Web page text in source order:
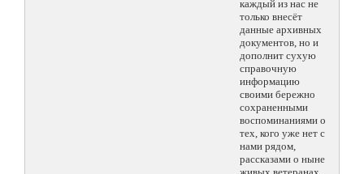
каждый из нас не
только внесёт
данные архивных
документов, но и
дополнит сухую
справочную
информацию
своими бережно
сохраненными
воспоминаниями о
тех, кого уже нет с
нами рядом,
рассказами о ныне